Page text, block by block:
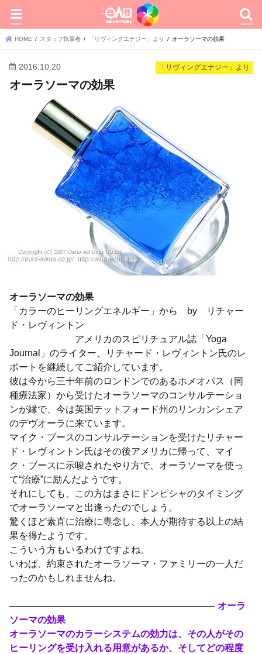
search
menu
HOME スタッフ執筆者 「リヴィングエナジー」より オーラソーマの効果
「リヴィングエナジー」より
2016.10.20
オーラソーマの効果
オーラソーマの効果
「カラーのヒーリングエネルギー」から by リチャー
ド・レヴィントン
アメリカのスピリチュアル誌「Yoga
Journal」のライター、リチャード・レヴィントン氏のレ
ポートを継続してご紹介しています。
彼は今から三十年前のロンドンでのあるホメオパス（同
種療法家）から受けたオーラソーマのコンサルテーショ
ンが縁で、今は英国テットフォード州のリンカンシェア
のデヴオーラに来ています。
マイク・ブースのコンサルテーションを受けたリチャー
ド・レヴィントン氏はその後アメリカに帰って、マイ
ク・ブースに示唆されたやり方で、オーラソーマを使っ
て“治療”に励んだようです。
それにしても、この方はまさにドンピシャのタイミング
でオーラソーマと出逢ったのでしょう。
驚くほど素直に治療に専念し、本人が期待する以上の結
果を得たようです。
こういう方もいるわけですよね。
いわば、約束されたオーラソーマ・ファミリーの一人だ
ったのかもしれませんね。
—————————————————————— オーラ
ソーマの効果
オーラソーマのカラーシステムの効力は、その人がその
ヒーリングを受け入れる用意があるか、そしてどの程度